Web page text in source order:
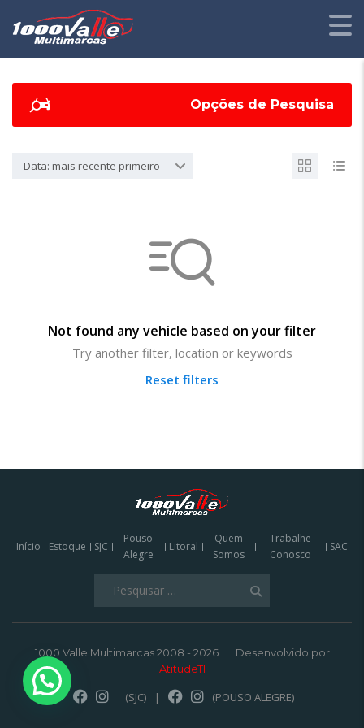
Opções de Pesquisa
Data: mais recente primeiro
Not found any vehicle based on your filter
Try another filter, location or keywords
Reset filters
Início Estoque SJC
Pouso
Alegre
Litoral
Quem
Somos
Trabalhe
Conosco
SAC
1000 Valle Multimarcas 2008 - 2026
Desenvolvido por
AtitudeTI
(SJC) | (POUSO ALEGRE)